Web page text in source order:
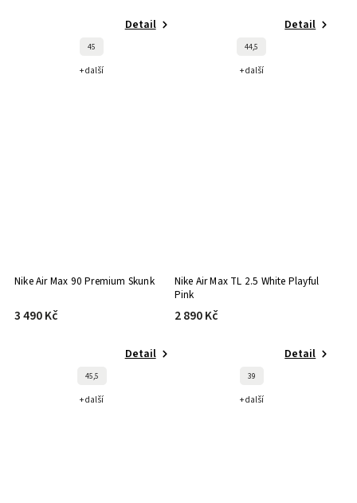
Detail
45
+ další
Detail
44,5
+ další
Nike Air Max 90 Premium Skunk
3 490 Kč
Detail
45,5
+ další
Nike Air Max TL 2.5 White Playful
Pink
2 890 Kč
Detail
39
+ další